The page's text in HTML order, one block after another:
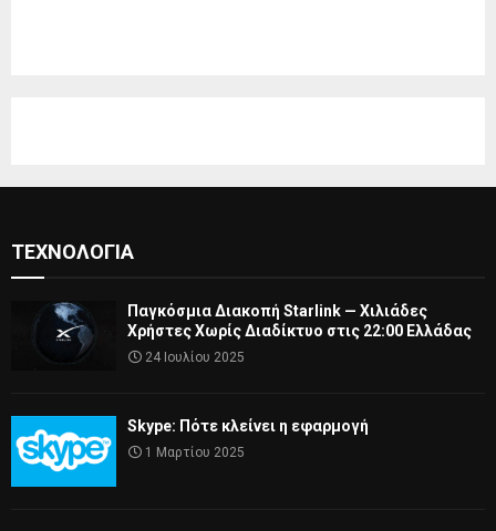
ΤΕΧΝΟΛΟΓΊΑ
Παγκόσμια Διακοπή Starlink — Χιλιάδες
Χρήστες Χωρίς Διαδίκτυο στις 22:00 Ελλάδας
24 Ιουλίου 2025
Skype: Πότε κλείνει η εφαρμογή
1 Μαρτίου 2025